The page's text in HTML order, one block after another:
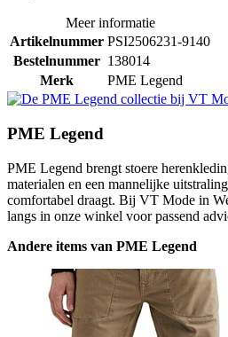
Meer informatie
Artikelnummer PSI2506231-9140
Bestelnummer 138014
Merk
PME Legend
PME Legend
PME Legend brengt stoere
materialen en een mannelijke
comfortabel draagt. Bij VT Mode in
langs in onze winkel voor passend
Andere items van PME Legend